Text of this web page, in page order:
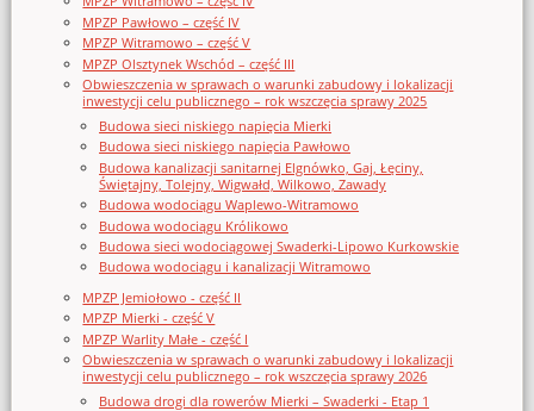
MPZP Pawłowo – część IV
MPZP Witramowo – część V
MPZP Olsztynek Wschód – część III
Obwieszczenia w sprawach o warunki zabudowy i lokalizacji
inwestycji celu publicznego – rok wszczęcia sprawy 2025
Budowa sieci niskiego napięcia Mierki
Budowa sieci niskiego napięcia Pawłowo
Budowa kanalizacji sanitarnej Elgnówko, Gaj, Łęciny,
Świętajny, Tolejny, Wigwałd, Wilkowo, Zawady
Budowa wodociągu Waplewo-Witramowo
Budowa wodociągu Królikowo
Budowa sieci wodociągowej Swaderki-Lipowo Kurkowskie
Budowa wodociągu i kanalizacji Witramowo
MPZP Jemiołowo - część II
MPZP Mierki - część V
MPZP Warlity Małe - część I
Obwieszczenia w sprawach o warunki zabudowy i lokalizacji
inwestycji celu publicznego – rok wszczęcia sprawy 2026
Budowa drogi dla rowerów Mierki – Swaderki - Etap 1